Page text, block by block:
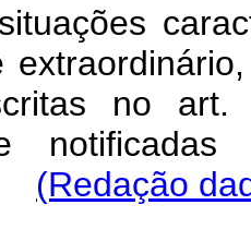
no art.
(Redação